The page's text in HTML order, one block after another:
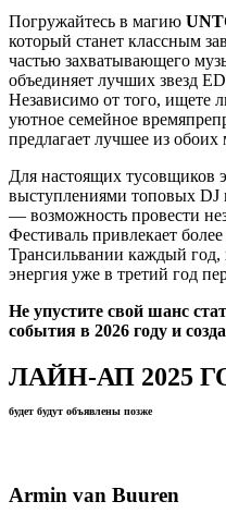
Погружайтесь в магию
который станет классным
частью захватывающего
объединяет лучших звезд
Независимо от того, ищете
уютное семейное
предлагает лучшее из обоих
Для настоящих тусовщиков
выступлениями топовых DJ
— возможность провести
Фестиваль привлекает
Трансильвании каждый год,
энергия уже в третий год
Не упустите свой шанс
события в 2026 году и
ЛАЙН-АП 2025
будет будут объявлены позже
Armin van Buuren